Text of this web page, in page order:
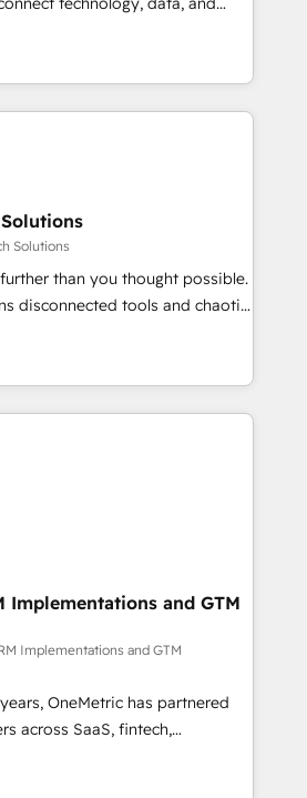
processes and eliminating
HubSpot tools and data-driven
measurable results. Founded in
across Spain, LATAM, and
global companies in building
and customer success
we combine human insight
team designs solutions
boost performance, and
🌍 Highlights •
2012 • 2022 EMEA Impact
30+ industries • Proprietary
• Multilingual team:
Solutions
than you thought possible.
disconnected tools and chaotic
high-performing revenue
RevOps strategy with deep
to help teams scale faster—with
automation, and more
· Native & Custom
· GTM Architecture · Sales &
your CRM” to your growth
talk.
Implementations and GTM
Implementations and GTM
OneMetric has partnered
across SaaS, fintech,
and other industries. With
experts, we deliver scalable